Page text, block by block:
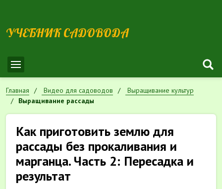
УЧЕБНИК САДОВОДА
Главная Видео для садоводов
Выращивание культур
Выращивание рассады
Как приготовить землю для
рассады без прокаливания и
марганца. Часть 2: Пересадка и
результат